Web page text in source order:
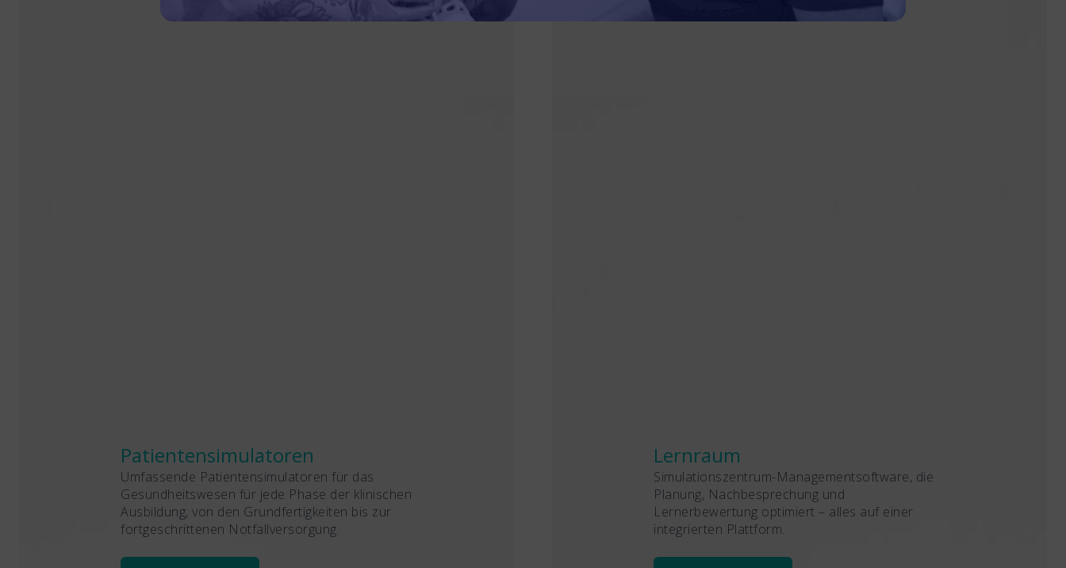
Patientensimulatoren
Umfassende Patientensimulatoren für das
Gesundheitswesen für jede Phase der klinischen
Ausbildung, von den Grundfertigkeiten bis zur
fortgeschrittenen Notfallversorgung.
Lernraum
Simulationszentrum-Managementsoftware, die
Planung, Nachbesprechung und
Lernerbewertung optimiert – alles auf einer
integrierten Plattform.